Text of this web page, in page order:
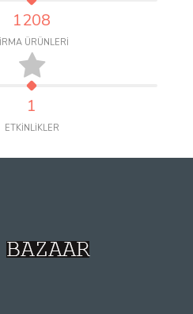
1208
ÜRÜNLERİ
1
ETKİNLİKLER